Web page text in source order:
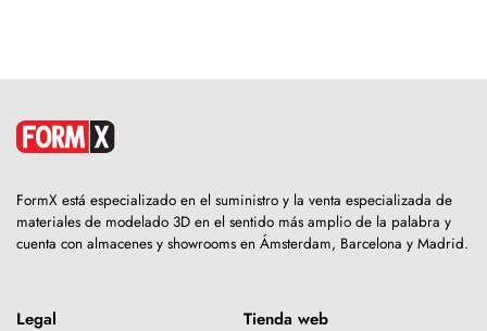
FormX está especializado en el suministro y la venta especializada de
materiales de modelado 3D en el sentido más amplio de la palabra y
cuenta con almacenes y showrooms en Ámsterdam, Barcelona y Madrid.
Legal Tienda web